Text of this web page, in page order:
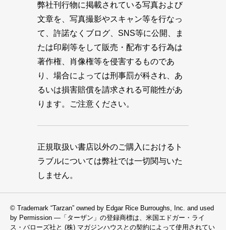
弊社刊行物に掲載されている写真および
文章を、写真撮影やスキャン等を行なっ
て、許諾なくブログ、SNS等に公開、ま
たは印刷等をして販売・配布する行為は
著作権、肖像権等を侵害するものであ
り、場合によっては刑事罰が科され、あ
るいは損害賠償を請求される可能性があ
ります。ご注意ください。
正規取扱い書店以外のご購入におけるト
ラブルについては弊社では一切関与いた
しません。
© Trademark “Tarzan” owned by Edgar Rice Burroughs, Inc. and used
by Permission —「ターザン」の登録商標は、米国エドガー・ライ
ス・バローズ社と (株) マガジンハウスとの契約によって使用されてい